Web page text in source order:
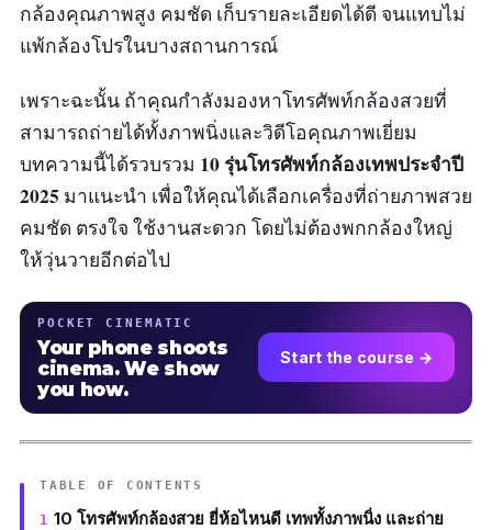
กล้องคุณภาพสูง คมชัด เก็บรายละเอียดได้ดี จนแทบไม่
แพ้กล้องโปรในบางสถานการณ์
เพราะฉะนั้น ถ้าคุณกำลังมองหาโทรศัพท์กล้องสวยที่
สามารถถ่ายได้ทั้งภาพนิ่งและวิดีโอคุณภาพเยี่ยม
บทความนี้ได้รวบรวม 10 รุ่นโทรศัพท์กล้องเทพประจำปี
2025 มาแนะนำ เพื่อให้คุณได้เลือกเครื่องที่ถ่ายภาพสวย
คมชัด ตรงใจ ใช้งานสะดวก โดยไม่ต้องพกกล้องใหญ่
ให้วุ่นวายอีกต่อไป
POCKET CINEMATIC
Your phone shoots
cinema. We show
you how.
Start the course →
TABLE OF CONTENTS
10 โทรศัพท์กล้องสวย ยี่ห้อไหนดี เทพทั้งภาพนิ่ง และถ่าย